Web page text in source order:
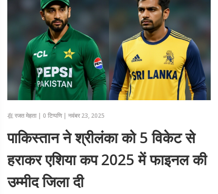
在रजत मेहता| 0 टिप्पणि| नवंबर 23, 2025
पाकिस्तान ने श्रीलंका को 5 विकेट से
हराकर एशिया कप 2025 में फाइनल की
उम्मीद जिला दी